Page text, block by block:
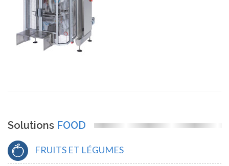
Solutions FOOD
FRUITS ET LÉGUMES